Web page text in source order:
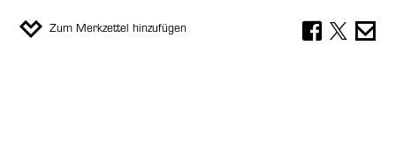
Zum Merkzettel hinzufügen